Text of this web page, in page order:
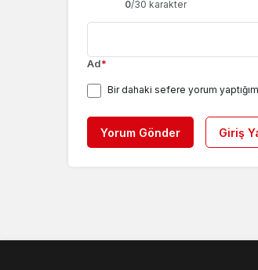
0/30 karakter
Ad*
Bir dahaki sefere yorum
Yorum Gönder Giriş